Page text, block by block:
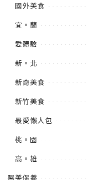
國外美食
宜。蘭
愛體驗
新。北
新奇美食
新竹美食
最愛懶人包
桃。園
高。雄
醫美保養